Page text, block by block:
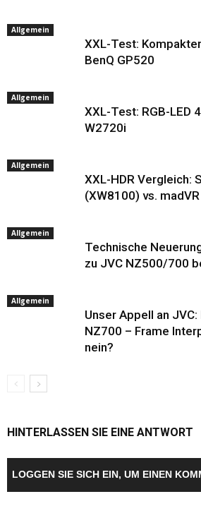
Allgemein
XXL-Test:
BenQ GP520
Allgemein
XXL-Test: RGB-LED
W2720i
Allgemein
XXL-HDR Vergleich:
(XW8100) vs.
Allgemein
Technische
zu JVC NZ500/700
Allgemein
Unser Appell an
NZ700 – Frame
nein?
HINTERLASSEN SIE EINE ANTWORT
LOGGEN SIE SICH EIN, UM EINEN